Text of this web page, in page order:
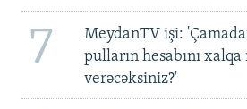
7
MeydanTV işi:
pulların hesabını
verəcəksiniz?'